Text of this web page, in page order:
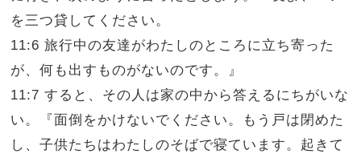
を三つ貸してください。
11:6 旅行中の友達がわたしのところに立ち寄った
が、何も出すものがないのです。』
11:7 すると、その人は家の中から答えるにちがいな
い。『面倒をかけないでください。もう戸は閉めた
し、子供たちはわたしのそばで寝ています。起きて